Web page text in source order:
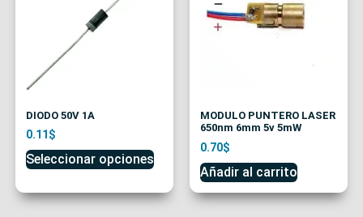
DIODO 50V 1A
0.11$
Seleccionar opciones
MODULO PUNTERO LASER
650nm 6mm 5v 5mW
0.70$
Añadir al carrito